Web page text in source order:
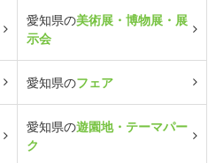
愛知県の美術展・博物展・展
示会
愛知県のフェア
愛知県の遊園地・テーマパー
ク